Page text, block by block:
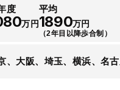
度
万円
平均
1890万円
（2年目以降歩合制）
、大阪、埼玉、横浜、名